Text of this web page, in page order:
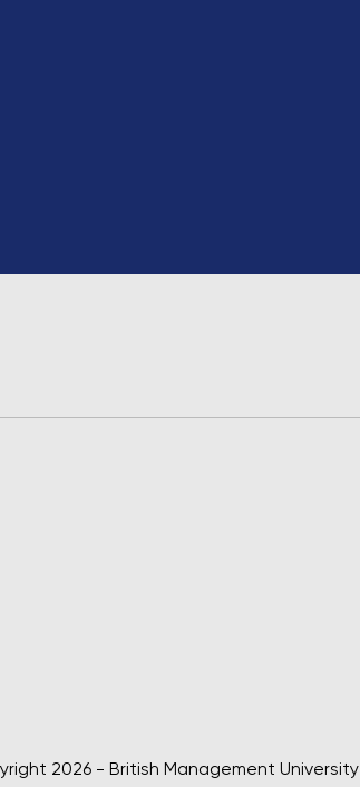
2026 - British Management University